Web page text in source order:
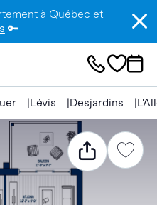
à Québec et
🔑
Lévis Desjardins